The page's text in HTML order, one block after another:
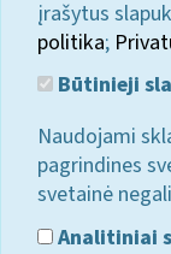
įrašytus
politika;
Būtinieji
Naudojami
pagrindines
svetainė
Analitiniai